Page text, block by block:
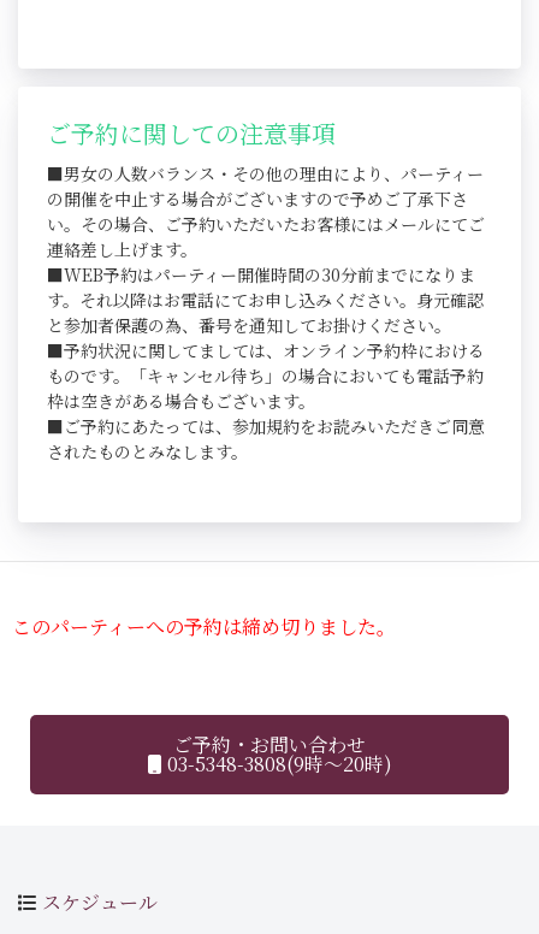
ご予約に関しての注意事項
■男女の人数バランス・その他の理由により、パーティー
の開催を中止する場合がございますので予めご了承下さ
い。その場合、ご予約いただいたお客様にはメールにてご
連絡差し上げます。
■WEB予約はパーティー開催時間の30分前までになりま
す。それ以降はお電話にてお申し込みください。身元確認
と参加者保護の為、番号を通知してお掛けください。
■予約状況に関してましては、オンライン予約枠における
ものです。「キャンセル待ち」の場合においても電話予約
枠は空きがある場合もございます。
■ご予約にあたっては、参加規約をお読みいただきご同意
されたものとみなします。
このパーティーへの予約は締め切りました。
ご予約・お問い合わせ
03-5348-3808(9時～20時)
スケジュール